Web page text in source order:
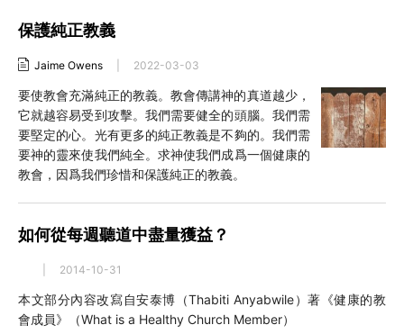
保護純正教義
Jaime Owens 2022-03-03
要使教會充滿純正的教義。教會傳講神的真道越少，
它就越容易受到攻擊。我們需要健全的頭腦。我們需
要堅定的心。光有更多的純正教義是不夠的。我們需
要神的靈來使我們純全。求神使我們成爲一個健康的
教會，因爲我們珍惜和保護純正的教義。
如何從每週聽道中盡量獲益？
2014-10-31
本文部分內容改寫自安泰博（Thabiti Anyabwile）著《健康的教
會成員》（What is a Healthy Church Member）